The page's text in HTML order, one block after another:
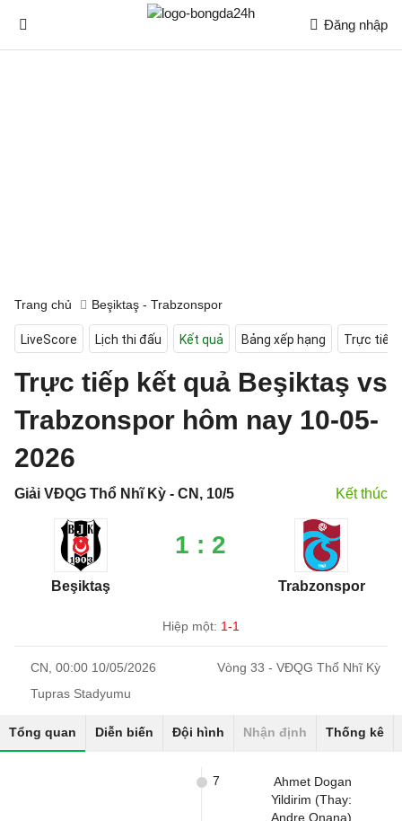
Đăng nhập
Trang chủ Beşiktaş - Trabzonspor
LiveScore Lịch thi đấu Kết quả Bảng xếp hạng Trực tiếp
Trực tiếp kết quả Beşiktaş vs
Trabzonspor hôm nay 10-05-
2026
Giải VĐQG Thổ Nhĩ Kỳ - CN, 10/5 Kết thúc
Beşiktaş
1 : 2
Trabzonspor
Hiệp một: 1-1
CN, 00:00 10/05/2026
Vòng 33 - VĐQG Thổ Nhĩ Kỳ
Tupras Stadyumu
Tổng quan Diễn biến Đội hình Nhận định Thống kê
Ahmet Dogan
Yildirim (Thay:
Andre Onana)
7